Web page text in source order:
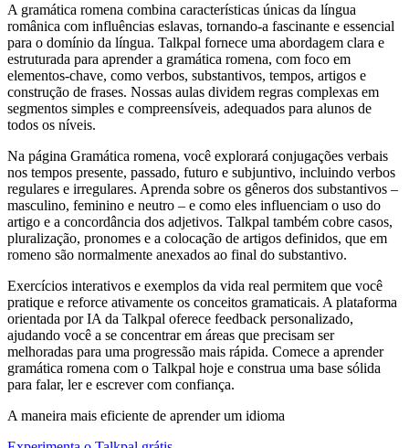
A gramática romena combina características únicas da língua
românica com influências eslavas, tornando-a fascinante e essencial
para o domínio da língua. Talkpal fornece uma abordagem clara e
estruturada para aprender a gramática romena, com foco em
elementos-chave, como verbos, substantivos, tempos, artigos e
construção de frases. Nossas aulas dividem regras complexas em
segmentos simples e compreensíveis, adequados para alunos de
todos os níveis.
Na página Gramática romena, você explorará conjugações verbais
nos tempos presente, passado, futuro e subjuntivo, incluindo verbos
regulares e irregulares. Aprenda sobre os gêneros dos substantivos –
masculino, feminino e neutro – e como eles influenciam o uso do
artigo e a concordância dos adjetivos. Talkpal também cobre casos,
pluralização, pronomes e a colocação de artigos definidos, que em
romeno são normalmente anexados ao final do substantivo.
Exercícios interativos e exemplos da vida real permitem que você
pratique e reforce ativamente os conceitos gramaticais. A plataforma
orientada por IA da Talkpal oferece feedback personalizado,
ajudando você a se concentrar em áreas que precisam ser
melhoradas para uma progressão mais rápida. Comece a aprender
gramática romena com o Talkpal hoje e construa uma base sólida
para falar, ler e escrever com confiança.
A maneira mais eficiente de aprender um idioma